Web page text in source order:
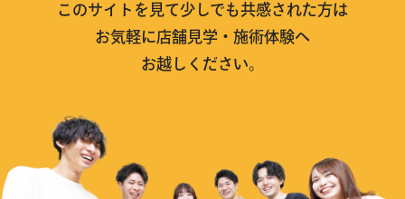
このサイトを見て少しでも共感された方は
お気軽に店舗見学・施術体験へ
お越しください。